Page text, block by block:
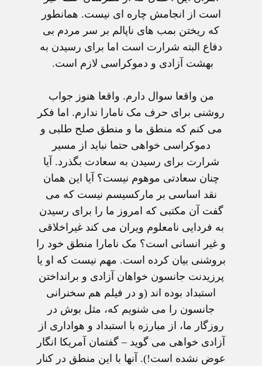
است از انجامش چاره ای نيست. همانطور
که ريختن بمب های ناپالم بر سر مردم بی
دفاع البته شرارت است اما برای رسيدن به
بهشت آزادی و دموکراسی لازم است.
من واقعا سوال دارم. واقعا هنوز جواب
روشنی برای حرف مک نامارا ندارم. اما فکر
می کنم که منطق ما و منطق صلح طلبی و
دموکراسی خواهی حتما نبايد از مسير
شرارت برای رسيدن به سعادت بگذرد. آيا
چنان سعادتی موهوم نيست؟ آيا اين همان
نقد اساسی بر مارکسيسم نيست که می
گفت آن مکتبی که امروز ما را برای رسيدن
به فردايی نامعلوم ويران می کند غيراخلاقی
و غير انسانی است؟ مک نامارا منطق خود را
بروشنی بيان کرده است. مهم نيست که او يا
پرزيدنت جانسون خواهان آزادی و برانداختن
استبداد بوده اند (و در فيلم هم سخنرانی
جانسون را می شنويم که، مثل بوش در
روزگار ما، از مبارزه با استبداد و هواداری از
آزادی خواهی می گويد – گفتمان آمريکا انگار
عوض نشده است!). آنها با اين منطق در کنار